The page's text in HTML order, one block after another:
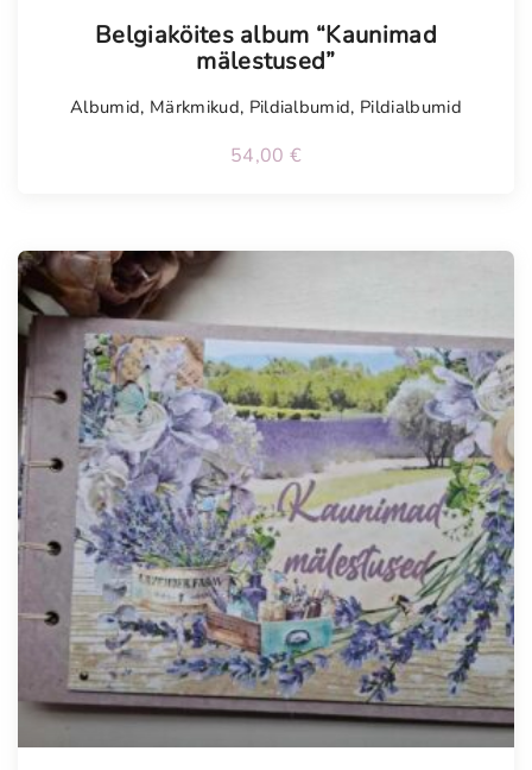
Belgiaköites album “Kaunimad
mälestused”
Albumid, Märkmikud, Pildialbumid, Pildialbumid
54,00 €